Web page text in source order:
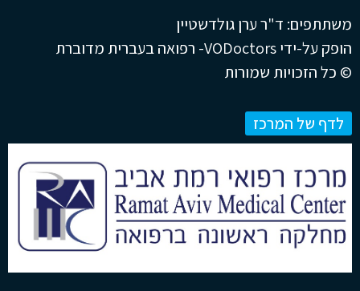
משתתפים: ד"ר ערן גולדשטיין
הופק על-ידי VODoctors- רפואה בעברית מדוברת
© כל הזכויות שמורות
לדף של המרכז